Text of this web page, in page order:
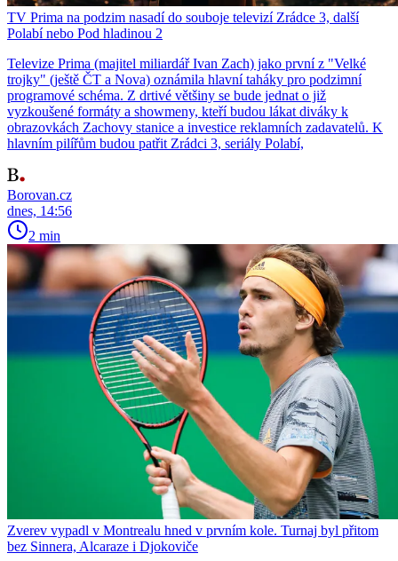
TV Prima na podzim nasadí do souboje televizí Zrádce 3, další
Polabí nebo Pod hladinou 2
Televize Prima (majitel miliardář Ivan Zach) jako první z "Velké
trojky" (ještě ČT a Nova) oznámila hlavní taháky pro podzimní
programové schéma. Z drtivé většiny se bude jednat o již
vyzkoušené formáty a showmeny, kteří budou lákat diváky k
obrazovkách Zachovy stanice a investice reklamních zadavatelů. K
hlavním pilířům budou patřit Zrádci 3, seriály Polabí,
Borovan.cz
dnes, 14:56
2 min
Zverev vypadl v Montrealu hned v prvním kole. Turnaj byl přitom
bez Sinnera, Alcaraze i Djokoviče